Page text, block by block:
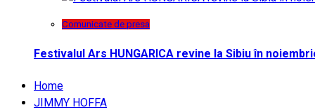
Comunicate de presa
Festivalul Ars HUNGARICA revine la Sibiu în
Home
JIMMY HOFFA